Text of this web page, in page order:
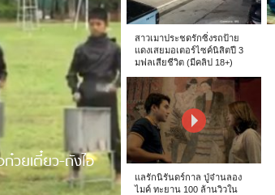
วยเตี๋ยว-ถังไอ
สาวเมาประชดรักซิ่งรถป้าย
แดงเสยมอเตอร์ไซค์นิสิตปี 3
มฟลเสียชีวิต (มีคลิป 18+)
แลรักนิรันดร์กาล ปู่จ๋านลอง
ไมค์ ทะยาน 100 ล้านวิวใน